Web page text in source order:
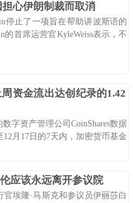
心伊朗制裁而取消
停止了一项旨在帮助讲波斯语的
首席运营官KyleWeiss表示，不
资金流出达创纪录的1.42
字资产管理公司CoinShares数据
月17日的7天内，加密货币基金
应该永远离开参议院
埃隆·马斯克和参议员伊丽莎白